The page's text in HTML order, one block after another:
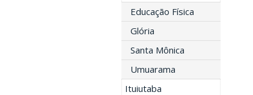
Educação Física
Glória
Santa Mônica
Umuarama
Ituiutaba